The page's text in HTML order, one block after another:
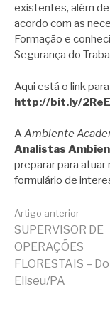
existentes, além
acordo com as
Formação e
Segurança do
Aqui está o link
http://bit.ly/
AAmbiente
Analistas
preparar para atuar
formulário de
Artigo anterior
SUPERVISOR DE
OPERAÇÕES
FLORESTAIS –
Eliseu/PA